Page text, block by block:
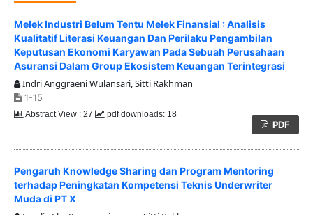
Melek Industri Belum Tentu Melek Finansial : Analisis
Kualitatif Literasi Keuangan Dan Perilaku Pengambilan
Keputusan Ekonomi Karyawan Pada Sebuah Perusahaan
Asuransi Dalam Group Ekosistem Keuangan Terintegrasi
Indri Anggraeni Wulansari, Sitti Rakhman
1-15
PDF
Abstract View : 27 pdf downloads: 18
Pengaruh Knowledge Sharing dan Program Mentoring
terhadap Peningkatan Kompetensi Teknis Underwriter
Muda di PT X